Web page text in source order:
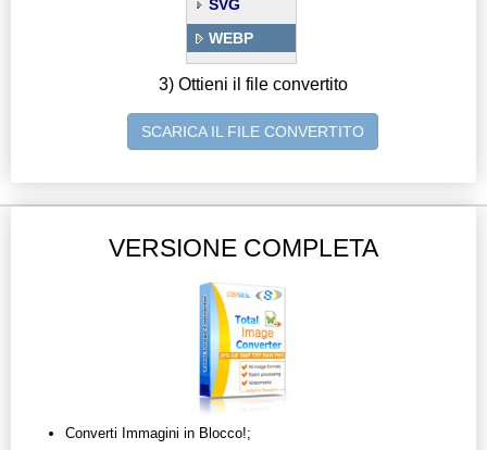
SVG
WEBP
3) Ottieni il file convertito
SCARICA IL FILE CONVERTITO
VERSIONE COMPLETA
Converti Immagini in Blocco!;